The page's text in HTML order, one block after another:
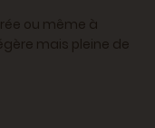
ou même à
mais pleine de